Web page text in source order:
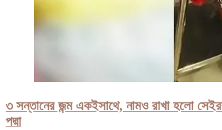
৩ সন্তানের জন্ম একইসাথে, নামও রাখা হলো
পদ্মা